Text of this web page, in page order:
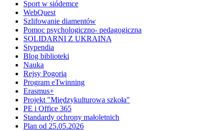
Sport w siódemce
WebQuest
Szlifowanie diamentów
Pomoc psychologiczno- pedagogiczna
SOLIDARNI Z UKRAINĄ
Stypendia
Blog biblioteki
Nauka
Rejsy Pogorią
Program eTwinning
Erasmus+
Projekt "Międzykulturowa szkoła"
PE i Office 365
Standardy ochrony małoletnich
Plan od 25.05.2026